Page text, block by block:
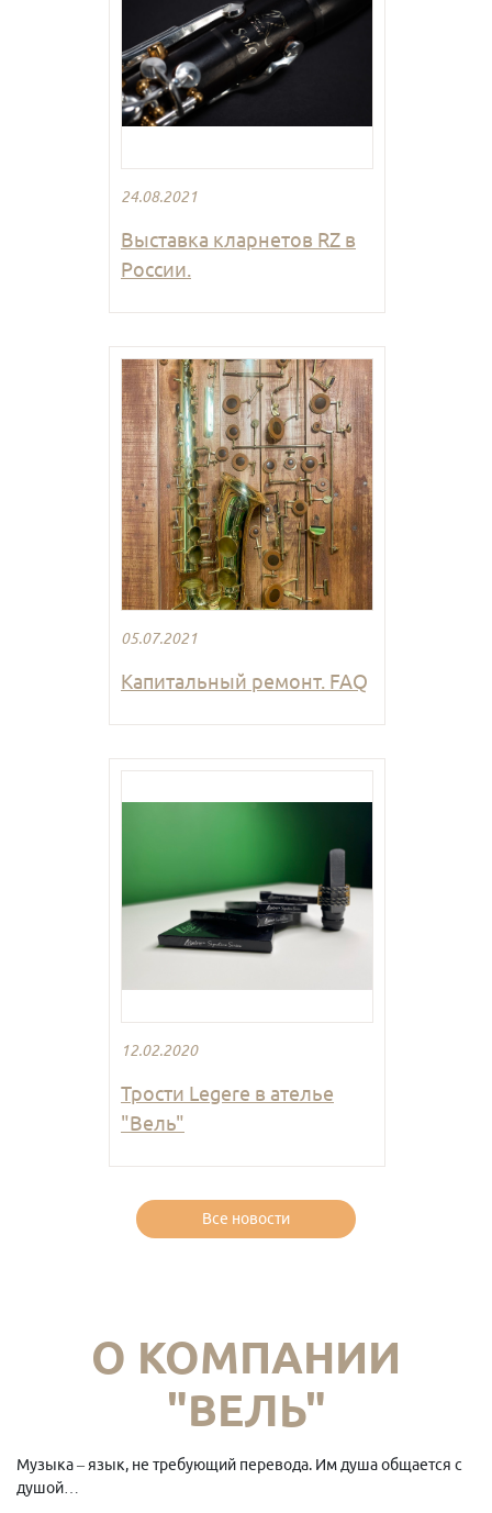
24.08.2021
Выставка кларнетов RZ в
России.
05.07.2021
Капитальный ремонт. FAQ
12.02.2020
Трости Legere в ателье
"Вель"
Все новости
О КОМПАНИИ
"ВЕЛЬ"
Музыка – язык, не требующий перевода. Им душа общается с
душой…